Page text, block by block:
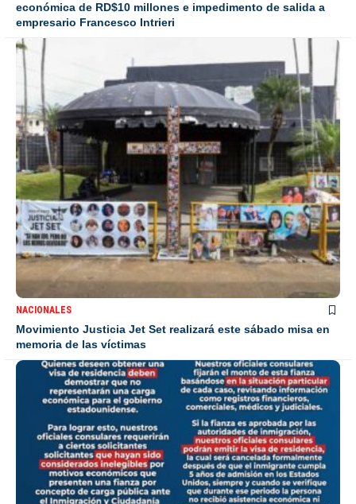
económica de RD$10 millones e impedimento de salida a
empresario Francesco Intrieri
NACIONALES
Movimiento Justicia Jet Set realizará este sábado misa en
memoria de las víctimas